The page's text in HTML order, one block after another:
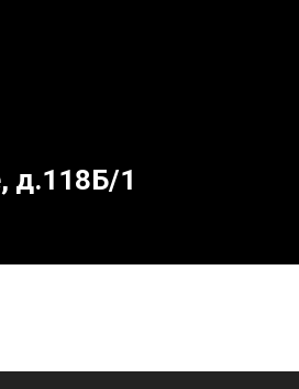
д.118Б/1